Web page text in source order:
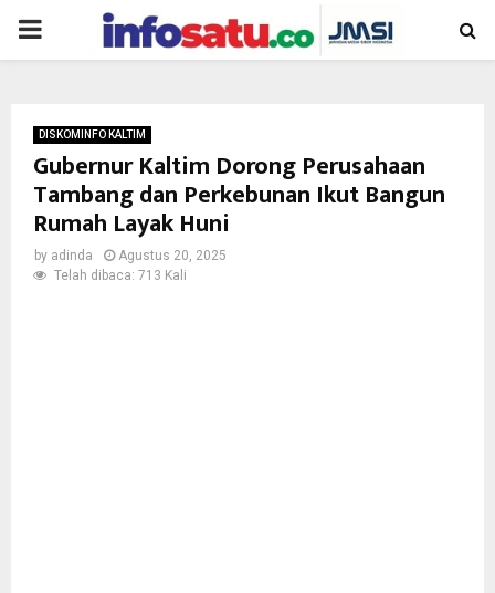
PRIMARY
DISKOMINFO KALTIM
Gubernur Kaltim Dorong Perusahaan
Tambang dan Perkebunan Ikut Bangun
Rumah Layak Huni
by adinda
Agustus 20, 2025
Telah dibaca: 713 Kali